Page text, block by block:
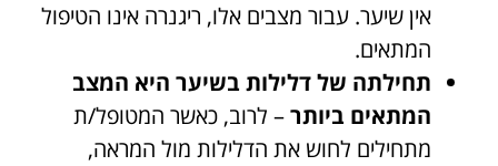
אין שיער. עבור מצבים אלו, ריגנרה אינו הטיפול
המתאים.
תחילתה של דלילות בשיער היא המצב
המתאים ביותר– לרוב, כאשר המטופל/ת
מתחילים לחוש את הדלילות מול המראה,